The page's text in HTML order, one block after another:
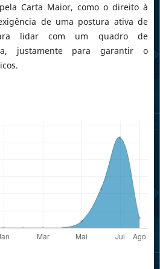
Carta Maior, como o direito à
de uma postura ativa de
lidar com um quadro de
justamente para garantir o